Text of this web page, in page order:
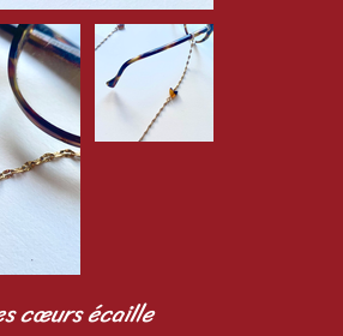
cœurs écaille